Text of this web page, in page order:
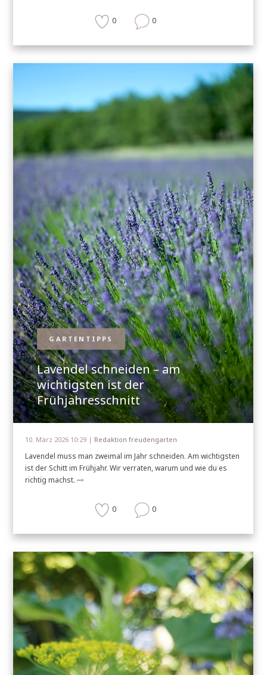
0 0
GARTENTIPPS
Lavendel schneiden – am
wichtigsten ist der
Frühjahresschnitt
10. März 2026 10:29 | Redaktion freudengarten
Lavendel muss man zweimal im Jahr schneiden. Am wichtigsten
ist der Schitt im Frühjahr. Wir verraten, warum und wie du es
richtig machst.
0 0